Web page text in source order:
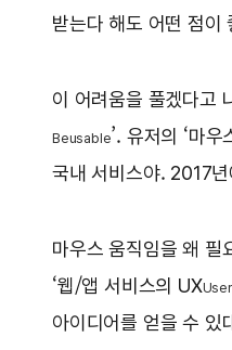
받는다 해도 어떤 점이
이 어려움을 풀겠다고
Beusable’. 유저의 ‘마
국내 서비스야. 2017
마우스 움직임을 왜 필
‘웹/앱 서비스의 UX
아이디어를 얻을 수 있